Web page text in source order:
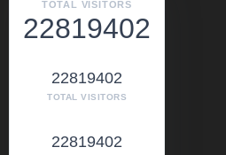
TOTAL VISITORS
22819402
22819402
TOTAL VISITORS
22819402